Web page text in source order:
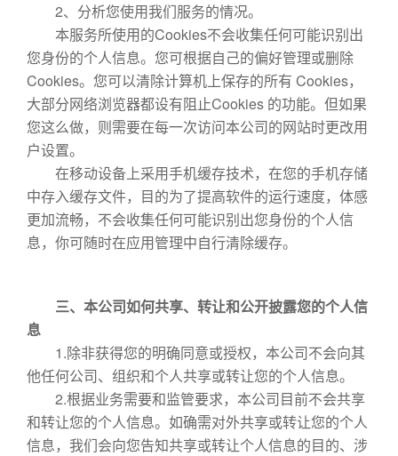
2、分析您使用我们服务的情况。
本服务所使用的Cookies不会收集任何可能识别出
您身份的个人信息。您可根据自己的偏好管理或删除
Cookies。您可以清除计算机上保存的所有 Cookies，
大部分网络浏览器都设有阻止Cookies 的功能。但如果
您这么做，则需要在每一次访问本公司的网站时更改用
户设置。
在移动设备上采用手机缓存技术，在您的手机存储
中存入缓存文件，目的为了提高软件的运行速度，体感
更加流畅，不会收集任何可能识别出您身份的个人信
息，你可随时在应用管理中自行清除缓存。
三、本公司如何共享、转让和公开披露您的个人信
息
1.除非获得您的明确同意或授权，本公司不会向其
他任何公司、组织和个人共享或转让您的个人信息。
2.根据业务需要和监管要求，本公司目前不会共享
和转让您的个人信息。如确需对外共享或转让您的个人
信息，我们会向您告知共享或转让个人信息的目的、涉